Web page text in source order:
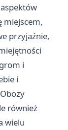
miejscem,
przyjaźnie,
i
i
również
wielu